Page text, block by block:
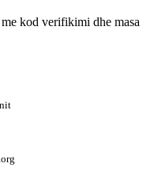
kod verifikimi dhe masa